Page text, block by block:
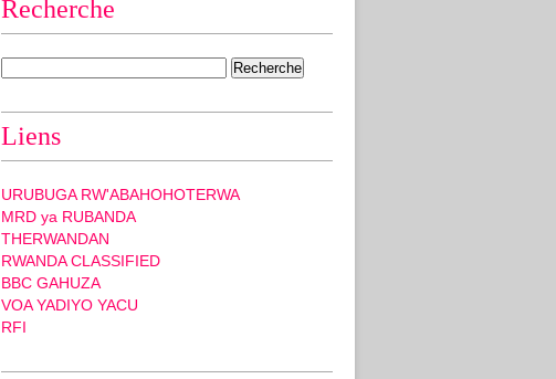
Recherche
Liens
URUBUGA RW'ABAHOHOTERWA
MRD ya RUBANDA
THERWANDAN
RWANDA CLASSIFIED
BBC GAHUZA
VOA YADIYO YACU
RFI